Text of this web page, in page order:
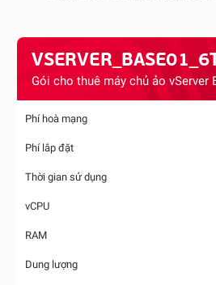
Phí hoà mạng
Phí lắp đặt
Thời gian sử dụng
vCPU
RAM
Dung lượng